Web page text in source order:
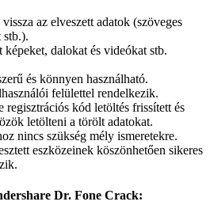
az elveszett adatok (szöveges
stb.).
dalokat és videókat stb.
és könnyen használható.
felülettel rendelkezik.
regisztrációs kód letöltés frissített és
letölteni a törölt adatokat.
nincs szükség mély ismeretekre.
eszközeinek köszönhetően sikeres
Dr. Fone Crack: